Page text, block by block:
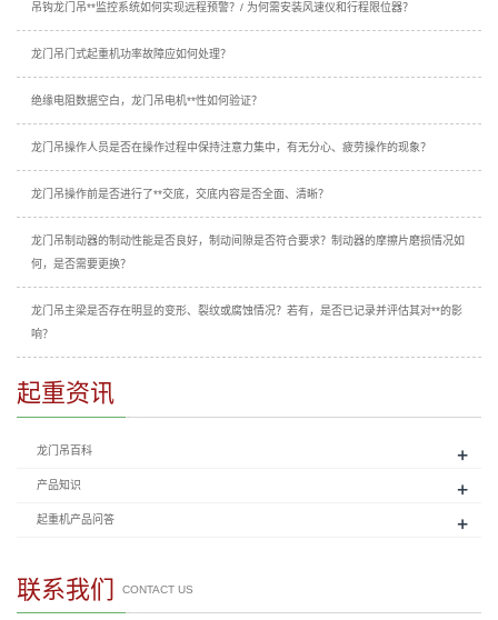
吊钩龙门吊**监控系统如何实现远程预警？/ 为何需安装风速仪和行程限位器？
龙门吊门式起重机功率故障应如何处理？
绝缘电阻数据空白，龙门吊电机**性如何验证？
龙门吊操作人员是否在操作过程中保持注意力集中，有无分心、疲劳操作的现象？
龙门吊操作前是否进行了**交底，交底内容是否全面、清晰？
龙门吊制动器的制动性能是否良好，制动间隙是否符合要求？制动器的摩擦片磨损情况如
何，是否需要更换？
龙门吊主梁是否存在明显的变形、裂纹或腐蚀情况？若有，是否已记录并评估其对**的影
响？
起重资讯
龙门吊百科 +
产品知识 +
起重机产品问答 +
联系我们 CONTACT US